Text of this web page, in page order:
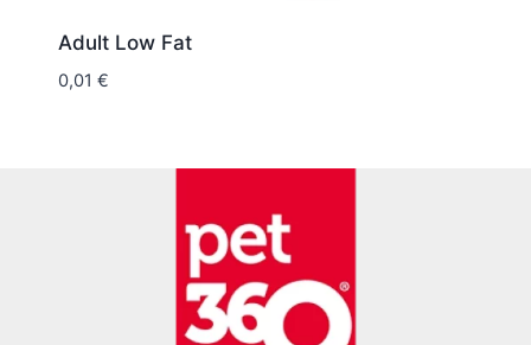
Adult Low Fat
0,01 €